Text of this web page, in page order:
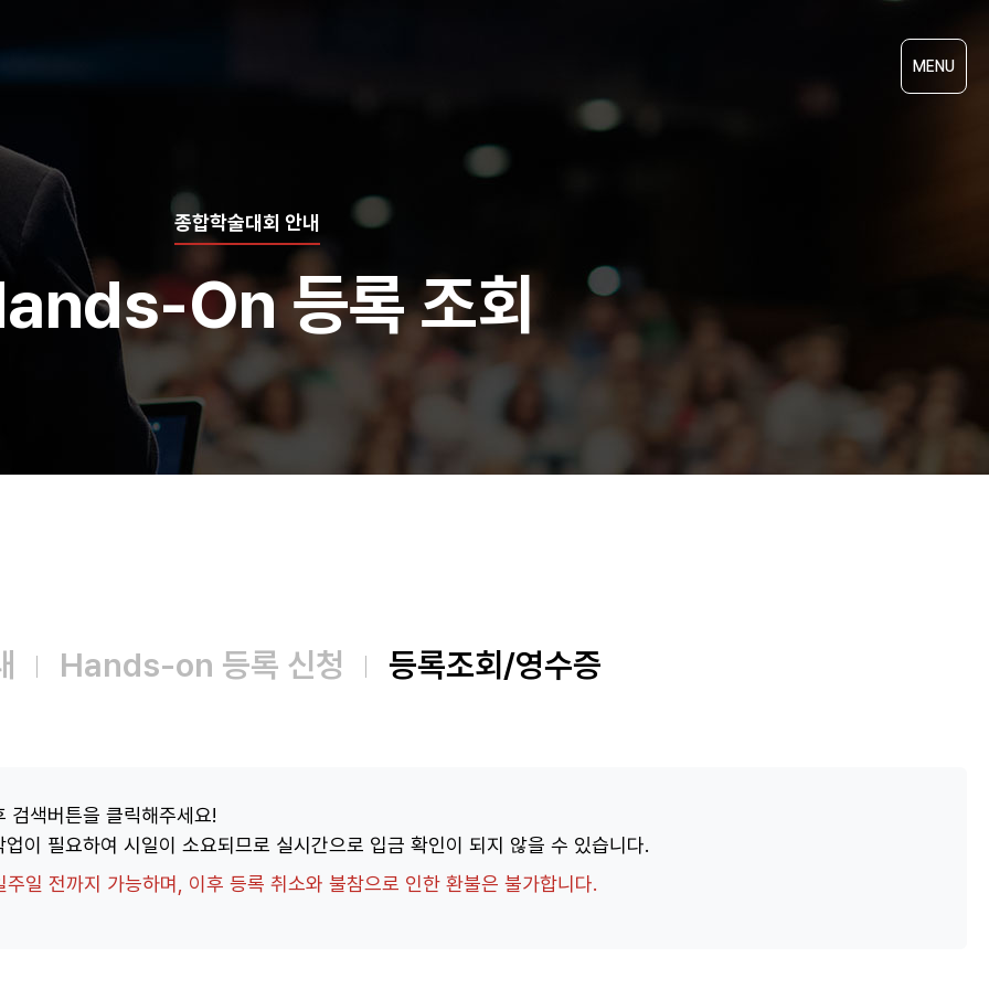
MENU
종합학술대회 안내
On 등록 조회
Hands-on 등록 신청 등록조회/영수증
검색버튼을 클릭해주세요!
이 필요하여 시일이 소요되므로 실시간으로 입금 확인이 되지 않을 수 있습니다.
일 전까지 가능하며, 이후 등록 취소와 불참으로 인한 환불은 불가합니다.